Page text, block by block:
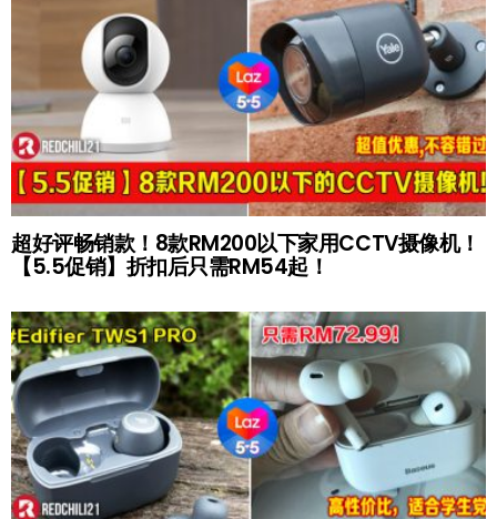
超好评畅销款！8款RM200以下家用CCTV摄像机！
【5.5促销】折扣后只需RM54起！